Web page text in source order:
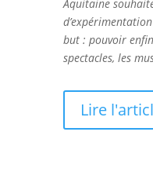
Aquitaine
but : pouvoir
spectacles, les
Lire